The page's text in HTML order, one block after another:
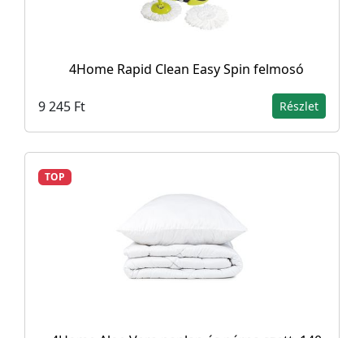
4Home Rapid Clean Easy Spin felmosó
9 245 Ft Részlet
TOP